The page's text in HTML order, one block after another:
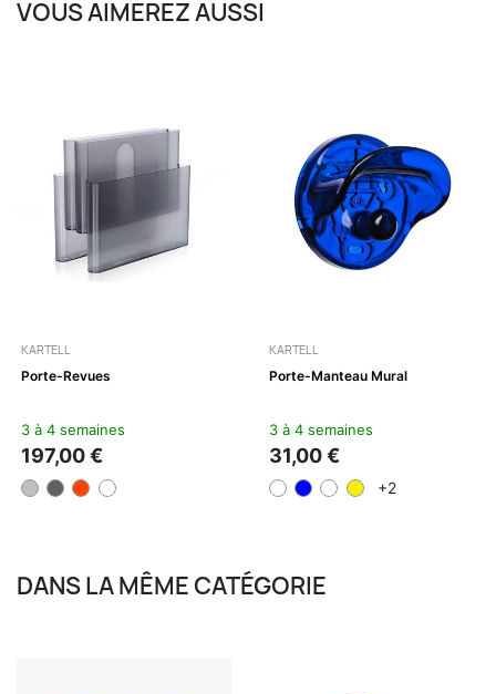
VOUS AIMEREZ AUSSI
KARTELL
Porte-Revues
3 à 4 semaines
197,00 €
KARTELL
Porte-Manteau Mural
3 à 4 semaines
31,00 €
+2
DANS LA MÊME CATÉGORIE